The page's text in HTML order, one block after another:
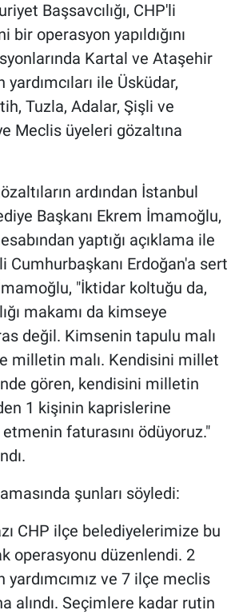
Başsavcılığı, CHP'li
bir operasyon yapıldığını
Kartal ve Ataşehir
ile Üsküdar,
Tuzla, Adalar, Şişli ve
Meclis üyeleri gözaltına
ardından İstanbul
Başkanı Ekrem İmamoğlu,
yaptığı açıklama ile
Cumhurbaşkanı Erdoğan'a sert
"İktidar koltuğu da,
makamı da kimseye
değil. Kimsenin tapulu malı
milletin malı. Kendisini millet
gören, kendisini milletin
1 kişinin kaprislerine
faturasını ödüyoruz."
şunları söyledi:
CHP ilçe belediyelerimize bu
operasyonu düzenlendi. 2
yardımcımız ve 7 ilçe meclis
alındı. Seçimlere kadar rutin